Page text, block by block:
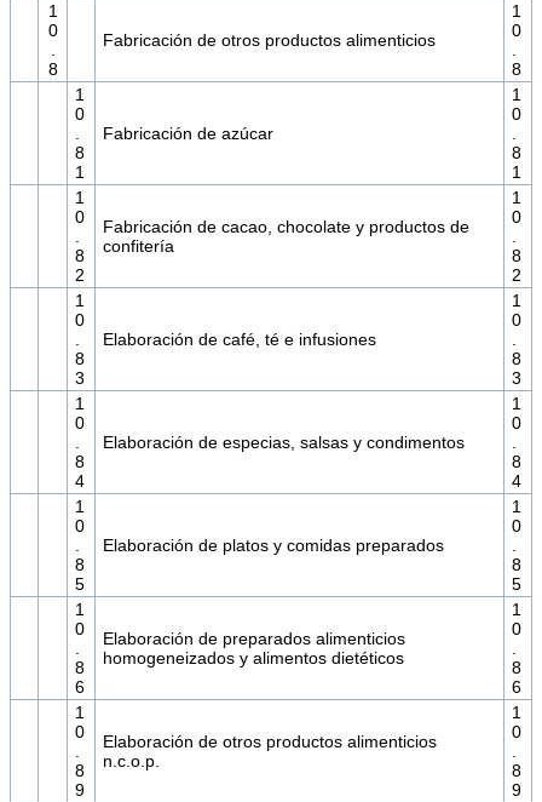
1
0
.
8
Fabricación de otros productos alimenticios
1
0
.
8
1
0
.
8
1
Fabricación de azúcar
1
0
.
8
1
1
0
.
8
2
Fabricación de cacao, chocolate y productos de
confitería
1
0
.
8
2
1
0
.
8
3
Elaboración de café, té e infusiones
1
0
.
8
3
1
0
.
8
4
Elaboración de especias, salsas y condimentos
1
0
.
8
4
1
0
.
8
5
Elaboración de platos y comidas preparados
1
0
.
8
5
1
0
.
8
6
Elaboración de preparados alimenticios
homogeneizados y alimentos dietéticos
1
0
.
8
6
1
0
.
8
9
Elaboración de otros productos alimenticios
n.c.o.p.
1
0
.
8
9